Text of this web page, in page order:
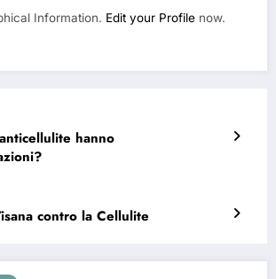
Information. Edit your Profile now.
hanno
contro la Cellulite